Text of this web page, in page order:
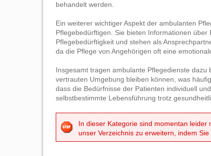
behandelt werden.
Ein weiterer wichtiger Aspekt der ambulanten
Pflegebedürftigen. Sie bieten Informationen
Pflegebedürftigkeit und stehen als
da die Pflege von Angehörigen oft eine
Insgesamt tragen ambulante Pflegedienste
vertrauten Umgebung bleiben können, was
dass die Bedürfnisse der Patienten individuell
selbstbestimmte Lebensführung trotz
In dieser Kategorie sind momentan leider
unser Verzeichnis zu erweitern, indem Sie